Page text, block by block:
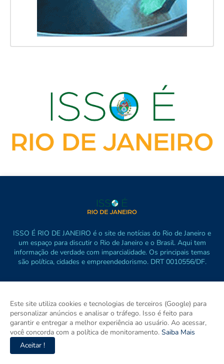
ISSO É RIO DE JANEIRO é o site de notícias do Rio de Janeiro e
um espaço para discutir o Rio de Janeiro e o Brasil. Aqui tem
informação de verdade com imparcialidade. Os principais temas
são política, cidades e empreendedorismo. DRT 0010556/DF.
Este site utiliza cookies e tecnologias de terceiros (Google) para
personalizar anúncios e analisar o tráfego. Isso é feito para
garantir e entregar a melhor experiência ao usuário. Ao acessar,
você concorda com a política de monitoramento. Saiba Mais
Aceitar !